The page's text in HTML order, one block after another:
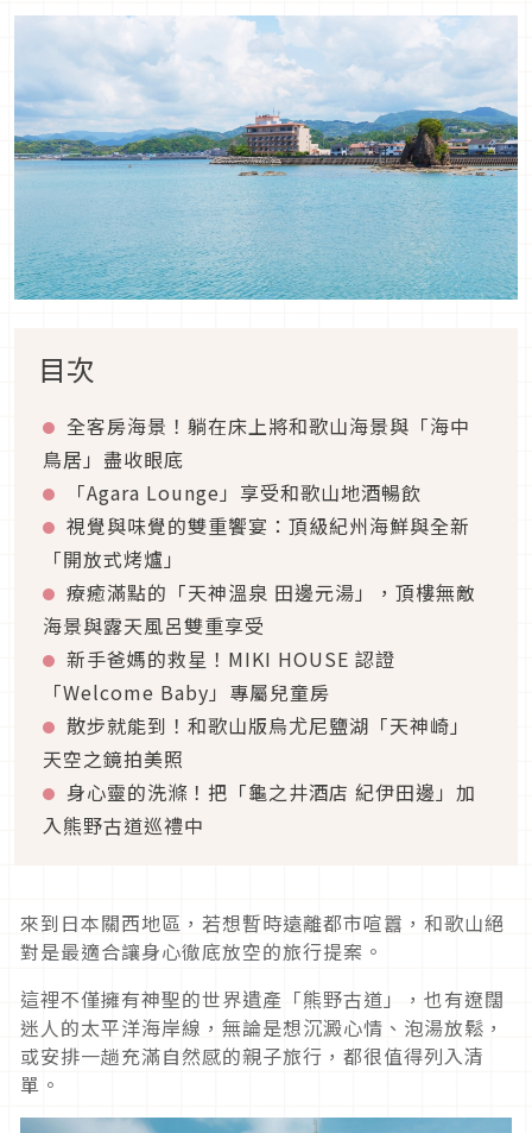
目次
全客房海景！躺在床上將和歌山海景與「海中
鳥居」盡收眼底
「Agara Lounge」享受和歌山地酒暢飲
視覺與味覺的雙重饗宴：頂級紀州海鮮與全新
「開放式烤爐」
療癒滿點的「天神溫泉 田邊元湯」，頂樓無敵
海景與露天風呂雙重享受
新手爸媽的救星！MIKI HOUSE 認證
「Welcome Baby」專屬兒童房
散步就能到！和歌山版烏尤尼鹽湖「天神崎」
天空之鏡拍美照
身心靈的洗滌！把「龜之井酒店 紀伊田邊」加
入熊野古道巡禮中
來到日本關西地區，若想暫時遠離都市喧囂，和歌山絕
對是最適合讓身心徹底放空的旅行提案。
這裡不僅擁有神聖的世界遺產「熊野古道」，也有遼闊
迷人的太平洋海岸線，無論是想沉澱心情、泡湯放鬆，
或安排一趟充滿自然感的親子旅行，都很值得列入清
單。